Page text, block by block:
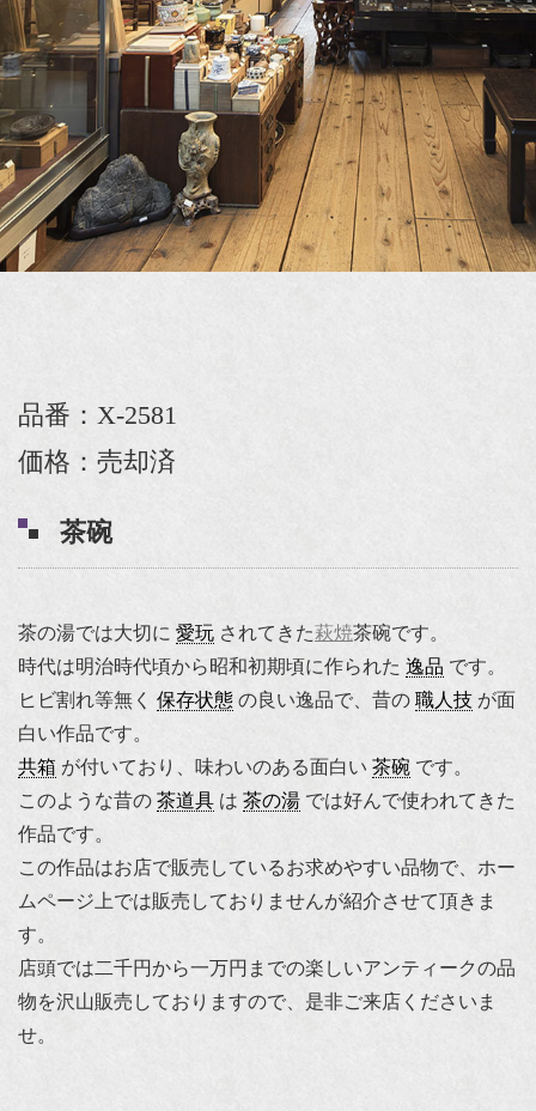
品番：X-2581
価格：売却済
茶碗
茶の湯では大切に 愛玩 されてきた萩焼茶碗です。
時代は明治時代頃から昭和初期頃に作られた 逸品 です。
ヒビ割れ等無く 保存状態 の良い逸品で、昔の 職人技 が面
白い作品です。
共箱 が付いており、味わいのある面白い 茶碗 です。
このような昔の 茶道具 は 茶の湯 では好んで使われてきた
作品です。
この作品はお店で販売しているお求めやすい品物で、ホー
ムページ上では販売しておりませんが紹介させて頂きま
す。
店頭では二千円から一万円までの楽しいアンティークの品
物を沢山販売しておりますので、是非ご来店くださいま
せ。